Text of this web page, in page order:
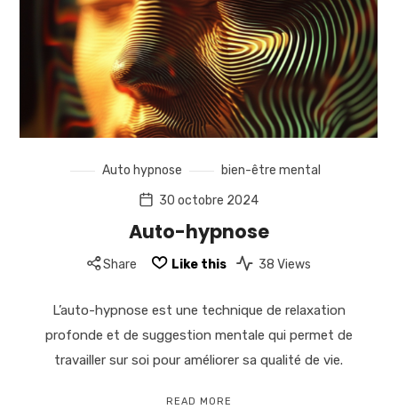
Auto hypnose
bien-être mental
30 octobre 2024
Auto-hypnose
Share Like this 38 Views
L’auto-hypnose est une technique de relaxation
profonde et de suggestion mentale qui permet de
travailler sur soi pour améliorer sa qualité de vie.
READ MORE